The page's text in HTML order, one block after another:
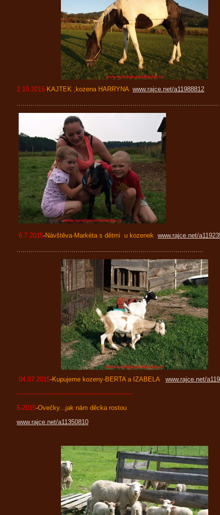
2.10.2015-KAJTEK ,kozena HARRYNA www.rajce.net/a11988812
.......................................................................................................
6.7.2015-Návštěva-Markéta s dětmi u kozenek www.rajce.net/
...............................................................................................
04.07.2015-Kupujeme kozeny-BERTA a IZABELA www.rajce.net/
-----------------------------------------------------------
5-2015-Ovečky...jak nám děcka rostou
www.rajce.net/a11350810